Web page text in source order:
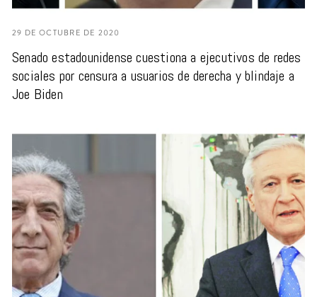
Senado estadounidense cuestiona a ejecutivos de redes
sociales por censura a usuarios de derecha y blindaje a
Joe Biden
29 DE OCTUBRE DE 2020